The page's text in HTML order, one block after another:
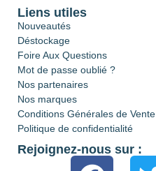
Liens utiles
Nouveautés
Déstockage
Foire Aux Questions
Mot de passe oublié ?
Nos partenaires
Nos marques
Conditions Générales de Vente
Politique de confidentialité
Rejoignez-nous sur :